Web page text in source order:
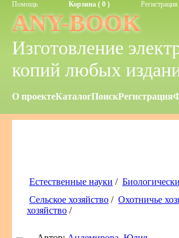
Помощь Корзина ( 0 ) Регистрация
ANY-BOOK
Изготовление
копий любых
О проектеКаталогПоискРегистрация
Естественные науки /
Сельское хозяйство / Охотничье
хозяйство /